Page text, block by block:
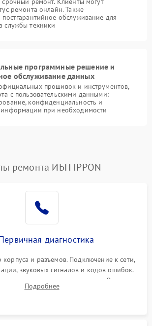
ремонта онлайн. Также
постгарантийное обслуживание для
службы техники
программные решение и
обслуживание данных
прошивок и инструментов,
с пользовательскими данными:
конфиденциальность и
информации при необходимости
ремонта ИБП IPPON
диагностика
и разъемов. Подключение к сети,
звуковых сигналов и кодов ошибок.
и выходного напряжения. Оценка
на отключение основного питания без
Подробнее